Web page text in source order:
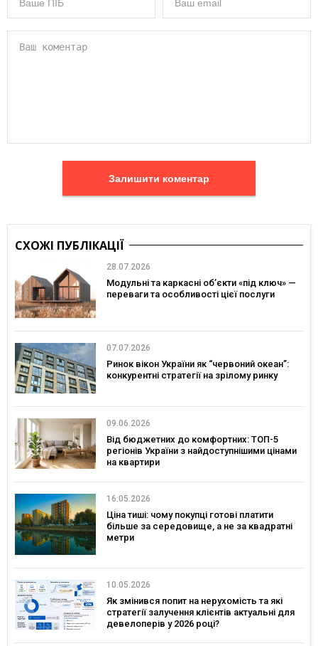
Залишити коментар
СХОЖІ ПУБЛІКАЦІЇ
28.07.2026
Модульні та каркасні об’єкти «під ключ» —
переваги та особливості цієї послуги
07.07.2026
Ринок вікон України як “червоний океан”:
конкурентні стратегії на зрілому ринку
09.06.2026
Від бюджетних до комфортних: ТОП-5
регіонів України з найдоступнішими цінами
на квартири
16.05.2026
Ціна тиші: чому покупці готові платити
більше за середовище, а не за квадратні
метри
10.05.2026
Як змінився попит на нерухомість та які
стратегії залучення клієнтів актуальні для
девелоперів у 2026 році?